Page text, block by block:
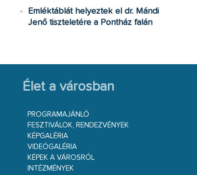
Emléktáblát helyeztek el dr. Mándi
Jenő tiszteletére a Pontház falán
Élet a városban
PROGRAMAJÁNLÓ
FESZTIVÁLOK, RENDEZVÉNYEK
KÉPGALÉRIA
VIDEÓGALÉRIA
KÉPEK A VÁROSRÓL
INTÉZMÉNYEK